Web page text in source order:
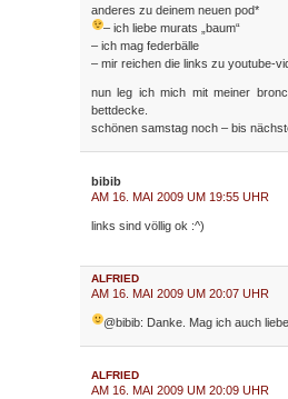
anderes zu deinem neuen pod*
– ich liebe murats „baum“
– ich mag federbälle
– mir reichen die links zu youtube-
nun leg ich mich mit meiner
bettdecke.
schönen samstag noch – bis
bibib
AM 16. MAI 2009 UM 19:55 UHR
links sind völlig ok :^)
ALFRIED
AM 16. MAI 2009 UM 20:07 UHR
@bibib: Danke. Mag ich auch
ALFRIED
AM 16. MAI 2009 UM 20:09 UHR